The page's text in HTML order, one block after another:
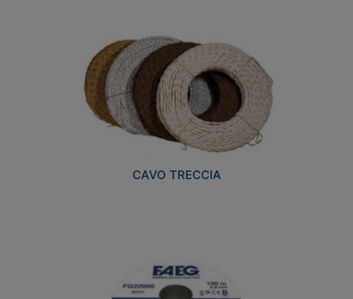
CAVO TRECCIA